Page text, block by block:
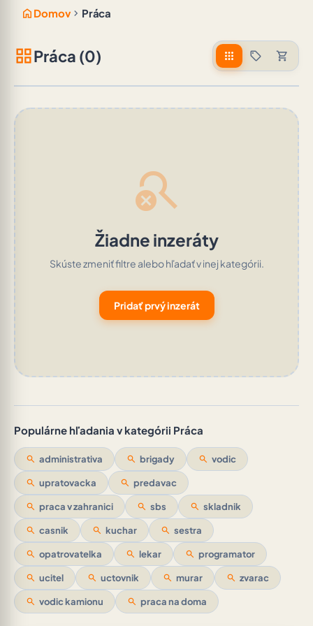
home Domov chevron_right Práca
grid_viewPráca (0) apps sell shopping_cart
search_off
Žiadne inzeráty
Skúste zmeniť filtre alebo hľadať v inej kategórii.
Pridať prvý inzerát
Populárne hľadania v kategórii Práca
search administrativa search brigady search vodic
search upratovacka search predavac
search praca v zahranici search sbs search skladnik
search casnik search kuchar search sestra
search opatrovatelka search lekar search programator
search ucitel search uctovnik search murar search zvarac
search vodic kamionu search praca na doma